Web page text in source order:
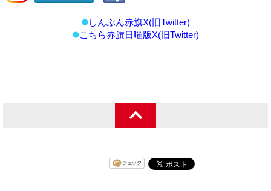
しんぶん赤旗X(旧Twitter)
こちら赤旗日曜版X(旧Twitter)